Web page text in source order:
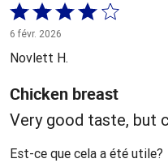
Coté
4 sur
5
6 févr. 2026
Novlett H.
Chicken breast
Very good taste, but
Est-ce que cela a été utile?